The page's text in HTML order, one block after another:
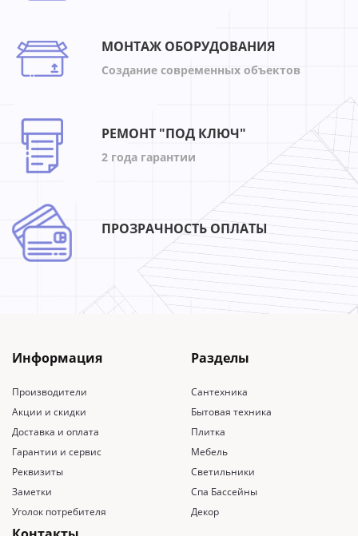
МОНТАЖ ОБОРУДОВАНИЯ
Создание современных объектов
РЕМОНТ "ПОД КЛЮЧ"
2 года гарантии
ПРОЗРАЧНОСТЬ ОПЛАТЫ
Информация
Производители
Акции и скидки
Доставка и оплата
Гарантии и сервис
Реквизиты
Заметки
Уголок потребителя
Разделы
Сантехника
Бытовая техника
Плитка
Мебель
Светильники
Спа Бассейны
Декор